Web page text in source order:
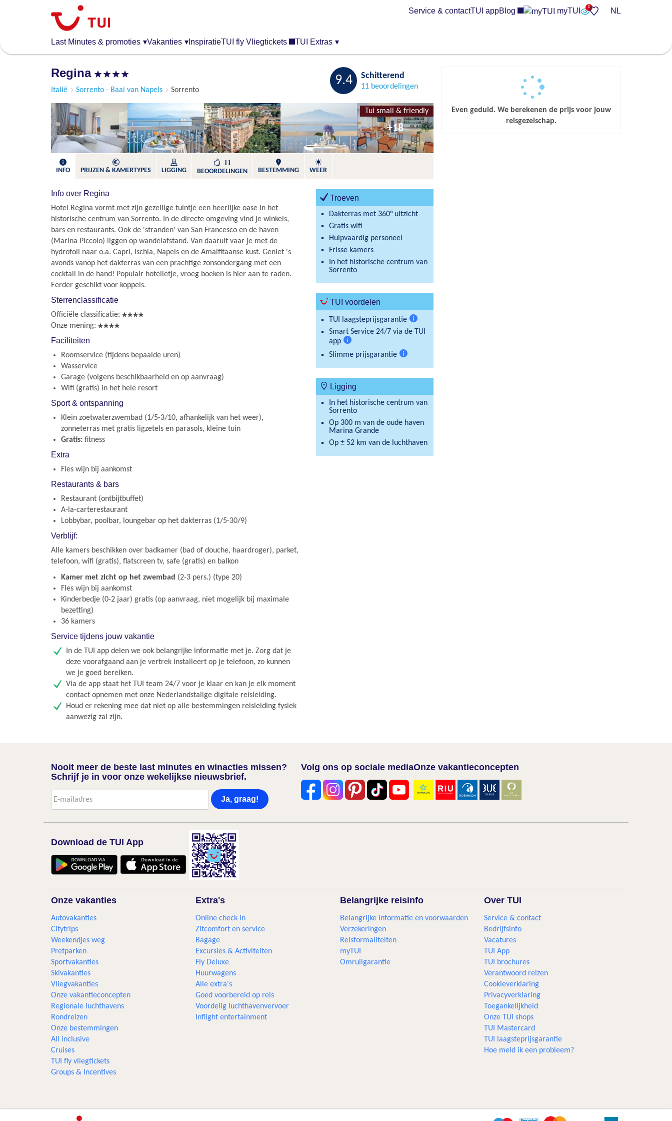
algemene
Last Minutes & promoties ▾Vakanties ▾ InspiratieTUI fly Vliegtickets TUI Extras ▾
Service & contactTUI appBlog myTUI NL
Regina Bewaren
Italië Sorrento - Baai van Napels Sorrento
Tui small & friendly
9.4 Schitterend
11 beoordelingen
+18
INFO PRIJZEN & KAMERTYPES LIGGING
11
BEOORDELINGEN
BESTEMMING WEER
Info over Regina
Hotel Regina vormt met zijn gezellige tuintje een heerlijke oase in het
historische centrum van Sorrento. In de directe omgeving vind je winkels,
bars en restaurants. Ook de 'stranden' van San Francesco en de haven
(Marina Piccolo) liggen op wandelafstand. Van daaruit vaar je met de
hydrofoil naar o.a. Capri, Ischia, Napels en de Amalfitaanse kust. Geniet 's
avonds vanop het dakterras van een prachtige zonsondergang met een
cocktail in de hand! Populair hotelletje, vroeg boeken is hier aan te raden.
Eerder geschikt voor koppels.
Sterrenclassificatie
Officiële classificatie:
Onze mening:
Faciliteiten
Roomservice (tijdens bepaalde uren)
Wasservice
Garage (volgens beschikbaarheid en op aanvraag)
Wifi (gratis) in het hele resort
Sport & ontspanning
Klein zoetwaterzwembad (1/5-3/10, afhankelijk van het weer),
zonneterras met gratis ligzetels en parasols, kleine tuin
Gratis: fitness
Extra
Fles wijn bij aankomst
Restaurants & bars
Restaurant (ontbijtbuffet)
A-la-carterestaurant
Lobbybar, poolbar, loungebar op het dakterras (1/5-30/9)
Verblijf:
Alle kamers beschikken over badkamer (bad of douche, haardroger), parket,
telefoon, wifi (gratis), flatscreen tv, safe (gratis) en balkon
Kamer met zicht op het zwembad (2-3 pers.) (type 20)
Fles wijn bij aankomst
Kinderbedje (0-2 jaar) gratis (op aanvraag, niet mogelijk bij maximale
bezetting)
36 kamers
Service tijdens jouw vakantie
In de TUI app delen we ook belangrijke informatie met je. Zorg dat je
deze voorafgaand aan je vertrek installeert op je telefoon, zo kunnen
we je goed bereiken.
Via de app staat het TUI team 24/7 voor je klaar en kan je elk moment
contact opnemen met onze Nederlandstalige digitale reisleiding.
Houd er rekening mee dat niet op alle bestemmingen reisleiding fysiek
aanwezig zal zijn.
Troeven
Dakterras met 360° uitzicht
Gratis wifi
Hulpvaardig personeel
Frisse kamers
In het historische centrum van
Sorrento
TUI voordelen
TUI laagsteprijsgarantie
Meer
Smart Service 24/7 via de TUI
app
informatie
Slimme prijsgarantie
Ligging
In het historische centrum van
Sorrento
Op 300 m van de oude haven
Marina Grande
Op ± 52 km van de luchthaven
Even geduld. We berekenen de prijs voor jouw
reisgezelschap.
Nooit meer de beste last minutes en winacties missen?
Schrijf je in voor onze wekelijkse nieuwsbrief.
Ja, graag!
Volg ons op sociale mediaOnze vakantieconcepten
Download de TUI App
Onze vakanties
Autovakanties
Citytrips
Weekendjes weg
Pretparken
Sportvakanties
Skivakanties
Vliegvakanties
Onze vakantieconcepten
Regionale luchthavens
Rondreizen
Onze bestemmingen
All inclusive
Cruises
TUI fly vliegtickets
Groups & Incentives
Extra's
Online check-in
Zitcomfort en service
Bagage
Excursies & Activiteiten
Fly Deluxe
Huurwagens
Alle extra's
Goed voorbereid op reis
Voordelig luchthavenvervoer
Inflight entertainment
Belangrijke reisinfo
Belangrijke informatie en voorwaarden
Verzekeringen
Reisformaliteiten
myTUI
Omruilgarantie
Over TUI
Service & contact
Bedrijfsinfo
Vacatures
TUI App
TUI brochures
Verantwoord reizen
Cookieverklaring
Privacyverklaring
Toegankelijkheid
Onze TUI shops
TUI Mastercard
TUI laagsteprijsgarantie
Hoe meld ik een probleem?